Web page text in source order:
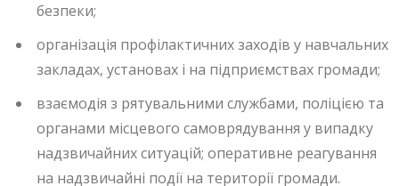
безпеки;
організація профілактичних заходів у навчальних
закладах, установах і на підприємствах громади;
взаємодія з рятувальними службами, поліцією та
органами місцевого самоврядування у випадку
надзвичайних ситуацій; оперативне реагування
на надзвичайні події на території громади.